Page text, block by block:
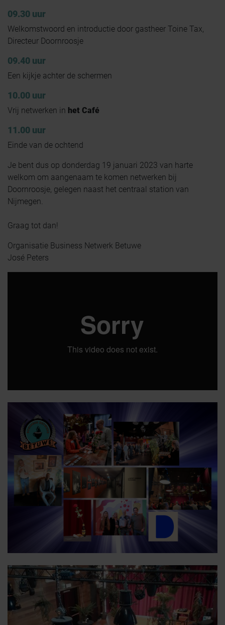
09.30 uur
Welkomstwoord en introductie door gastheer Toine Tax,
Directeur Doornroosje
09.40 uur
Een kijkje achter de schermen
10.00 uur
Vrij netwerken in het Café
11.00 uur
Einde van de ochtend
Je bent dus op donderdag 19 januari 2023 van harte
welkom om aangenaam te komen netwerken bij
Doornroosje, gelegen naast het centraal station van
Nijmegen.
Graag tot dan!
Organisatie Business Netwerk Betuwe
José Peters